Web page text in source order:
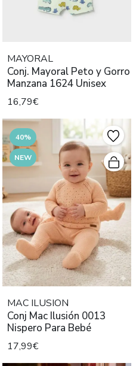
MAYORAL
Conj. Mayoral Peto y Gorro
Manzana 1624 Unisex
16,79€
40%
NEW
MAC ILUSION
Conj Mac Ilusión 0013
Nispero Para Bebé
17,99€